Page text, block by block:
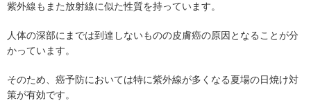
紫外線もまた放射線に似た性質を持っています。
人体の深部にまでは到達しないものの皮膚癌の原因となることが分
かっています。
そのため、癌予防においては特に紫外線が多くなる夏場の日焼け対
策が有効です。